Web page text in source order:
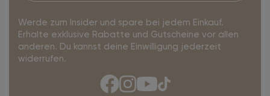
Werde zum Insider und spare bei jedem Einkauf.
Erhalte exklusive Rabatte und Gutscheine vor allen
anderen. Du kannst deine Einwilligung jederzeit
widerrufen.